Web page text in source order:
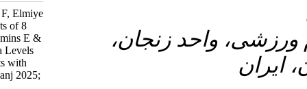
Karmi E, Shabani R, Rahmaniya F, Elmiye
A, Rezagholizadeh M. The Effects of 8
Weeks Aerobic Training and Vitamins E &
C Supplementation on the Plasma Levels
of MMP-2 and MMP-9 in Patients with
Coronery Heart Desease. armaghanj 2025;